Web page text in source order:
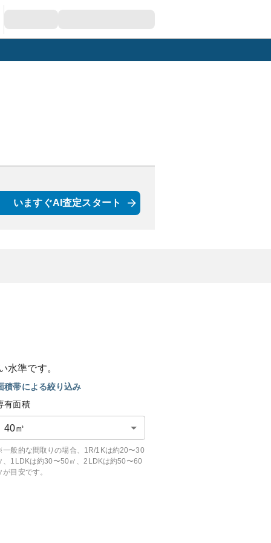
いますぐAI査定スタート
水準です。
積帯による絞り込み
有面積
40㎡
般的な間取りの場合、1R/1Kは約20〜30
、1LDKは約30〜50㎡、2LDKは約50〜60
が目安です。